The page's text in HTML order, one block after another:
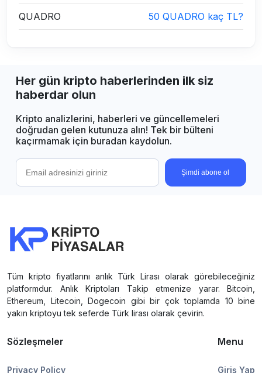
QUADRO 50 QUADRO kaç TL?
Her gün kripto haberlerinden ilk siz
haberdar olun
Kripto analizlerini, haberleri ve güncellemeleri
doğrudan gelen kutunuza alın! Tek bir bülteni
kaçırmamak için buradan kaydolun.
Şimdi abone ol
Tüm kripto fiyatlarını anlık Türk Lirası olarak görebileceğiniz
platformdur. Anlık Kriptoları Takip etmenize yarar. Bitcoin,
Ethereum, Litecoin, Dogecoin gibi bir çok toplamda 10 bine
yakın kriptoyu tek seferde Türk lirası olarak çevirin.
Sözleşmeler
Privacy Policy
Menu
Giriş Yap